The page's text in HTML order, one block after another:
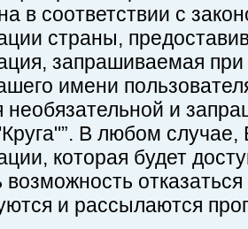
в соответствии с
страны,
запрашиваемая при
имени
необязательной и
В любом
которая будет
возможность
и рассылаются